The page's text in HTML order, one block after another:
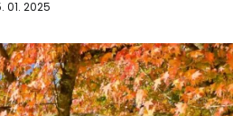
2025